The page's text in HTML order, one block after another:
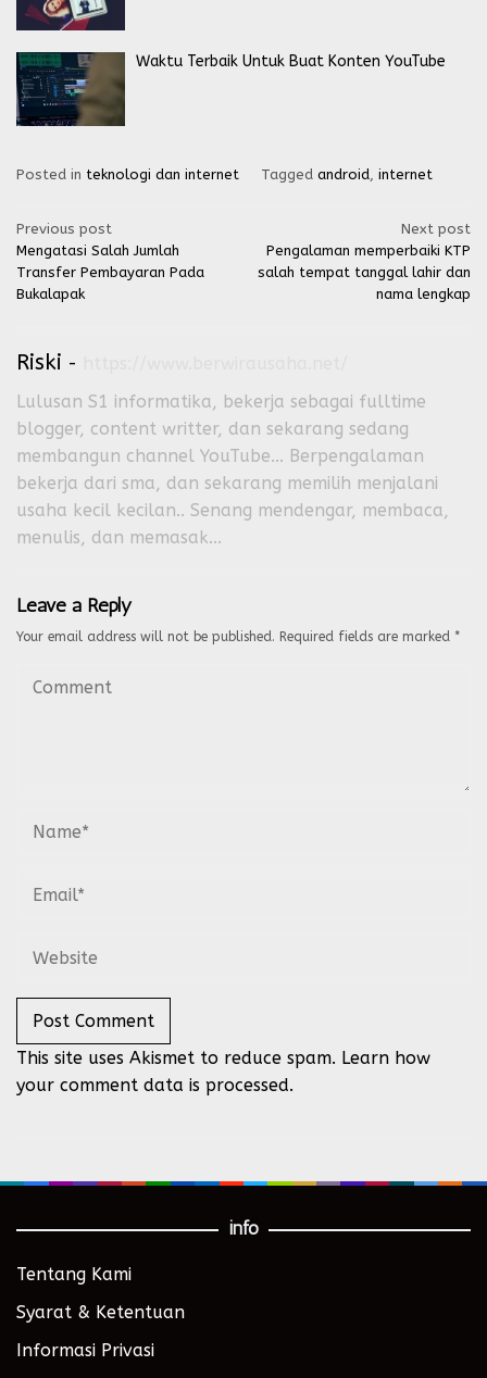
Waktu Terbaik Untuk Buat Konten YouTube
Posted in teknologi dan internet Tagged android internet
Post
navigation
Previous post
Mengatasi Salah Jumlah
Transfer Pembayaran Pada
Bukalapak
Next post
Pengalaman memperbaiki KTP
salah tempat tanggal lahir dan
nama lengkap
Riski -
Lulusan S1 informatika, bekerja sebagai fulltime
blogger, content writter, dan sekarang sedang
membangun channel YouTube... Berpengalaman
bekerja dari sma, dan sekarang memilih menjalani
usaha kecil kecilan.. Senang mendengar, membaca,
menulis, dan memasak...
Leave a Reply
Your email address will not be published. Required fields are marked *
This site uses Akismet to reduce spam. Learn how
your comment data is processed.
info
Tentang Kami
Syarat & Ketentuan
Informasi Privasi